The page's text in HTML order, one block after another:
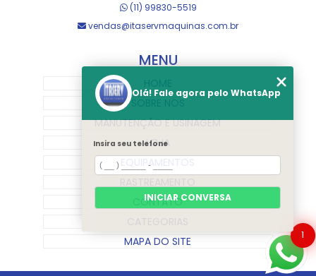
(11) 99830-5519
vendas@itaservmaquinas.com.br
MENU
SOBRE NOS
MANUTENÇÃO E USINAGEM
LOJA
EQUIPAMENTOS
CONTATO
MAPA DO SITE
1
Olá! Fale agora pelo WhatsApp
Insira seu telefone
INICIAR CONVERSA